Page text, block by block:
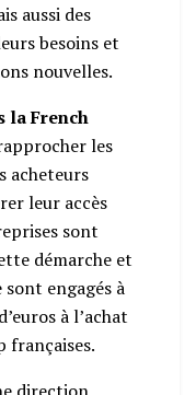
aussi des
besoins et
nouvelles.
la French
les
acheteurs
leur accès
sont
démarche et
engagés à
à l’achat
françaises.